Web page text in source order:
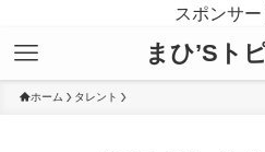
スポンサー
まひ’Sト
ホーム タレント